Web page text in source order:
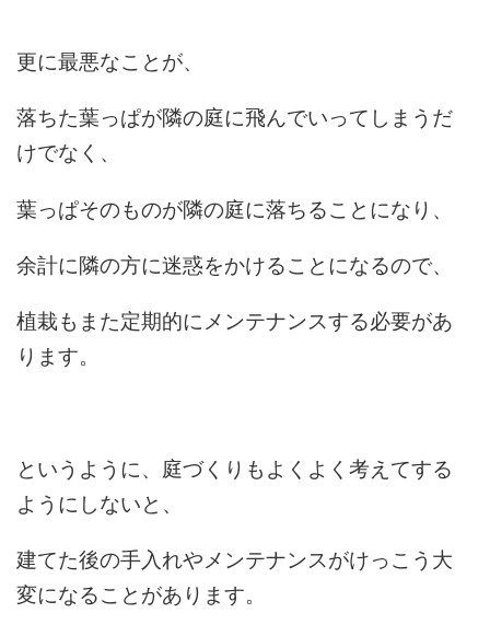
更に最悪なことが、
落ちた葉っぱが隣の庭に飛んでいってしまうだ
けでなく、
葉っぱそのものが隣の庭に落ちることになり、
余計に隣の方に迷惑をかけることになるので、
植栽もまた定期的にメンテナンスする必要があ
ります。
というように、庭づくりもよくよく考えてする
ようにしないと、
建てた後の手入れやメンテナンスがけっこう大
変になることがあります。